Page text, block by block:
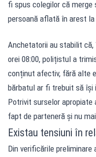
fi spus colegilor că
persoană aflată în arest
Anchetatorii au stabilit că,
orei 08:00, polițistul a
conținut afectiv, fără alte
bărbatul ar fi trebuit să își
Potrivit surselor
fapt de parteneră și nu
Existau tensiuni în
Din verificările